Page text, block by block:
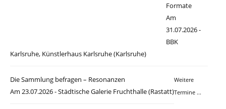
Formate
Am
31.07.2026 -
BBK
Karlsruhe, Künstlerhaus Karlsruhe (Karlsruhe)
Die Sammlung befragen – Resonanzen
Am 23.07.2026 - Städtische Galerie Fruchthalle (Rastatt)
Weitere
Termine ...